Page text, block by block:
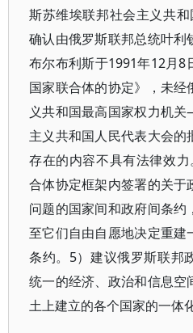
斯苏维埃联邦社会主义共和
确认由俄罗斯联邦总统叶利
布尔布利斯于1991年12月8
国家联合体的协定》，未经
义共和国最高国家权力机
主义共和国人民代表大会的
存在的内容不具有法律效
合体协定框架内签署的关
问题的国家间和政府间条约
至它们自由自愿地决定重建
条约。5）建议俄罗斯联邦
统一的经济、政治和信息空
土上建立的各个国家的一体